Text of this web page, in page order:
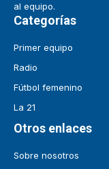
al equipo.
Categorías
Primer equipo
Radio
Fútbol femenino
La 21
Otros enlaces
Sobre nosotros